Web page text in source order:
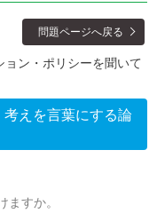
問題ページへ戻る
ン・ポリシーを聞いて
えを言葉にする論
ますか。